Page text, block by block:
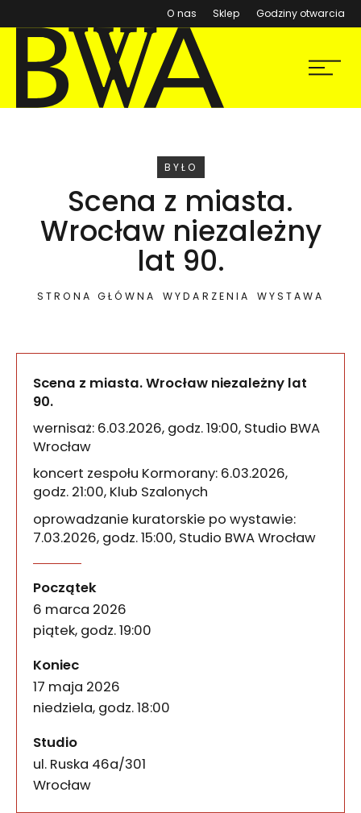
O nas Sklep (otwiera się w nowym
Godziny otwarcia
BWA Wrocław
Galerie Sztuki Współczesnej
Menu
WYDARZENIE
BYŁO
Scena z miasta.
Wrocław niezależny
lat 90.
STRONA GŁÓWNA WYDARZENIA WYSTAWA
Scena z miasta. Wrocław niezależny lat
90.
wernisaż: 6.03.2026, godz. 19:00, Studio BWA
Wrocław
koncert zespołu Kormorany: 6.03.2026,
godz. 21:00, Klub Szalonych
oprowadzanie kuratorskie po wystawie:
7.03.2026, godz. 15:00, Studio BWA Wrocław
Lech Janerka, Kaman, Kormorany. Luxus.
Początek
6 marca 2026
piątek, godz. 19:00
Koniec
17 maja 2026
niedziela, godz. 18:00
Studio
ul. Ruska 46a/301
50-079
Wrocław